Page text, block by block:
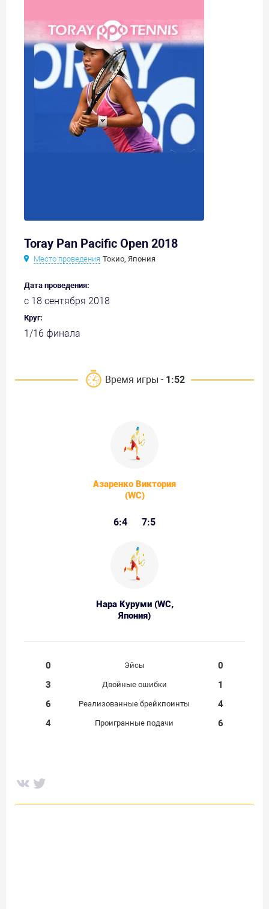
Toray Pan Pacific Open 2018
Место проведения Токио, Япония
Дата проведения:
с 18 сентября 2018
Круг:
1/16 финала
Время игры - 1:52
Азаренко Виктория
(WC)
6:4 7:5
Нара Куруми (WC,
Япония)
0 Эйсы
0
3
Двойные ошибки
1
6
Реализованные брейкпоинты
4
4
Проигранные подачи 6